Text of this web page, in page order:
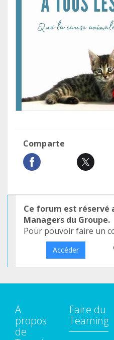
Comparte
Ce forum est réservé
Managers du Groupe.
Pour pouvoir faire un
Accéder
A
propos
de
Faire du
Teaming